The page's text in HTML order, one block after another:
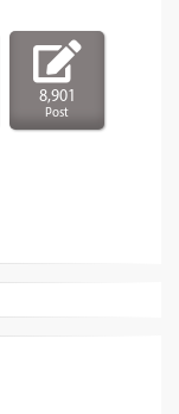
8,901
Post